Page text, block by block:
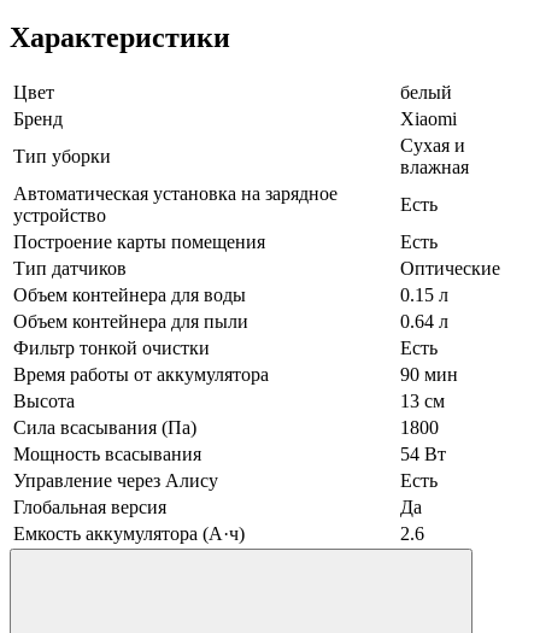
Характеристики
Цвет
белый
Бренд
Xiaomi
Тип уборки
Сухая и
влажная
Автоматическая установка на зарядное
устройство
Есть
Построение карты помещения
Есть
Тип датчиков
Оптические
Объем контейнера для воды
0.15 л
Объем контейнера для пыли
0.64 л
Фильтр тонкой очистки
Есть
Время работы от аккумулятора
90 мин
Высота
13 см
Сила всасывания (Па)
1800
Мощность всасывания
54 Вт
Управление через Алису
Есть
Глобальная версия
Да
Емкость аккумулятора (А·ч)
2.6